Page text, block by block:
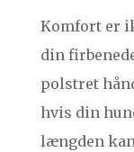
Komfort er
din
polstret
hvis din
længden